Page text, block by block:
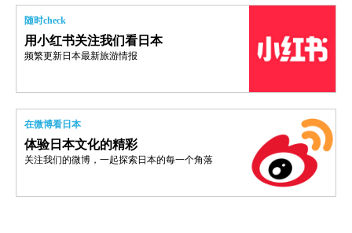
随时check
用小红书关注我们看日本
频繁更新日本最新旅游情报
在微博看日本
体验日本文化的精彩
关注我们的微博，一起探索日本的每一个角落